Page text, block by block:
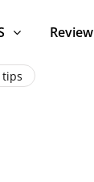
Review
tips